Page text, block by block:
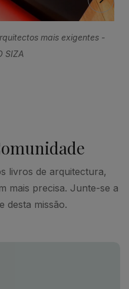
mais exigentes -
SIZA
livros de arquitectura,
mais precisa. Junte-se a
desta missão.